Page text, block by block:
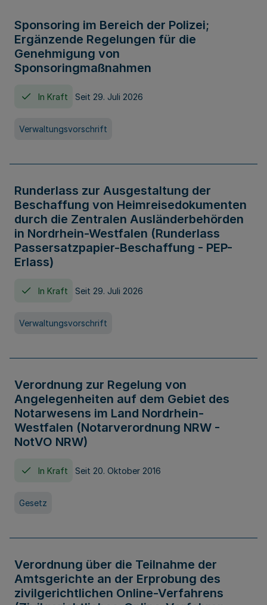
Sponsoring im Bereich der Polizei;
Ergänzende Regelungen für die
Genehmigung von
Sponsoringmaßnahmen
In Kraft Seit 29. Juli 2026
Verwaltungsvorschrift
Runderlass zur Ausgestaltung der
Beschaffung von Heimreisedokumenten
durch die Zentralen Ausländerbehörden
in Nordrhein-Westfalen (Runderlass
Passersatzpapier-Beschaffung - PEP-
Erlass)
In Kraft Seit 29. Juli 2026
Verwaltungsvorschrift
Verordnung zur Regelung von
Angelegenheiten auf dem Gebiet des
Notarwesens im Land Nordrhein-
Westfalen (Notarverordnung NRW -
NotVO NRW)
In Kraft Seit 20. Oktober 2016
Gesetz
Verordnung über die Teilnahme der
Amtsgerichte an der Erprobung des
zivilgerichtlichen Online-Verfahrens